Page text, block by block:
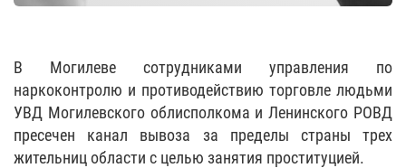
В Могилеве сотрудниками управления по
наркоконтролю и противодействию торговле людьми
УВД Могилевского облисполкома и Ленинского РОВД
пресечен канал вывоза за пределы страны трех
жительниц области с целью занятия проституцией.